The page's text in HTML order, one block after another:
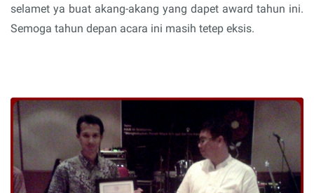
selamet ya buat akang-akang yang dapet award tahun ini.
Semoga tahun depan acara ini masih tetep eksis.